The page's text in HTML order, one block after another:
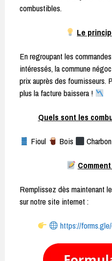
combustibles.
Le
En regroupant les
intéressés, la commune
prix auprès des fournisseurs.
plus la facture baissera !
Quels sont les
Fioul Bois Charbon
Remplissez dès maintenant
sur notre site internet :
https://